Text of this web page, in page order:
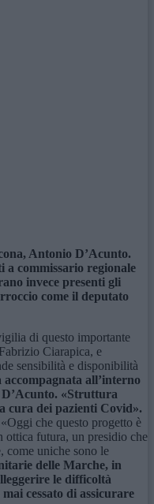
Antonio D’Acunto.
commissario regionale
invece presenti gli
come il deputato
di questo importante
Ciarapica, e
sensibilità e disponibilità
all’interno
D’Acunto. «Struttura
cura dei pazienti Covid».
che questo progetto è
ottica futura, un presidio che
come uniche sono le
delle Marche, in
le difficoltà
cessato di assicurare